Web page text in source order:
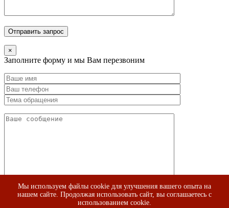
Мы используем файлы cookie для улучшения вашего опыта на
нашем сайте. Продолжая использовать сайт, вы соглашаетесь с
использованием cookie.
×
Заполните форму и мы Вам перезвоним